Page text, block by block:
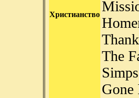
Христианство
The
Gone